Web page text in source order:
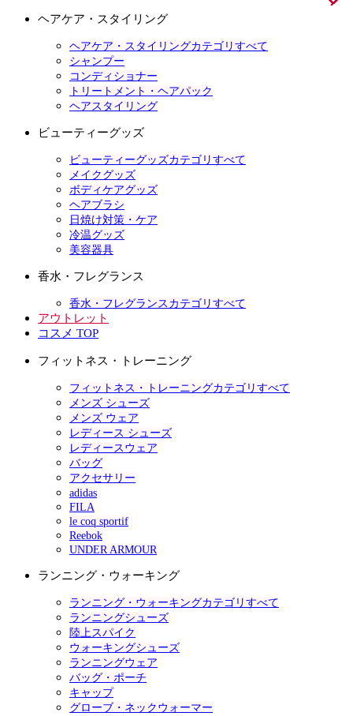
ヘアケア・スタイリング
ヘアケア・スタイリングカテゴリすべて
シャンプー
コンディショナー
トリートメント・ヘアパック
ヘアスタイリング
ビューティーグッズ
ビューティーグッズカテゴリすべて
メイクグッズ
ボディケアグッズ
ヘアブラシ
日焼け対策・ケア
冷温グッズ
美容器具
香水・フレグランス
香水・フレグランスカテゴリすべて
アウトレット
コスメ TOP
フィットネス・トレーニング
フィットネス・トレーニングカテゴリすべて
メンズ シューズ
メンズ ウェア
レディース シューズ
レディースウェア
バッグ
アクセサリー
adidas
FILA
le coq sportif
Reebok
UNDER ARMOUR
ランニング・ウォーキング
ランニング・ウォーキングカテゴリすべて
ランニングシューズ
陸上スパイク
ウォーキングシューズ
ランニングウェア
バッグ・ポーチ
キャップ
グローブ・ネックウォーマー